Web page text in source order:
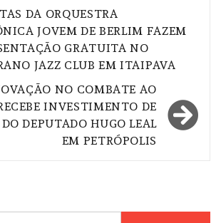
DA ORQUESTRA
JOVEM DE BERLIM FAZEM
GRATUITA NO
JAZZ CLUB EM ITAIPAVA
NO COMBATE AO
INVESTIMENTO DE
DEPUTADO HUGO LEAL
EM PETRÓPOLIS